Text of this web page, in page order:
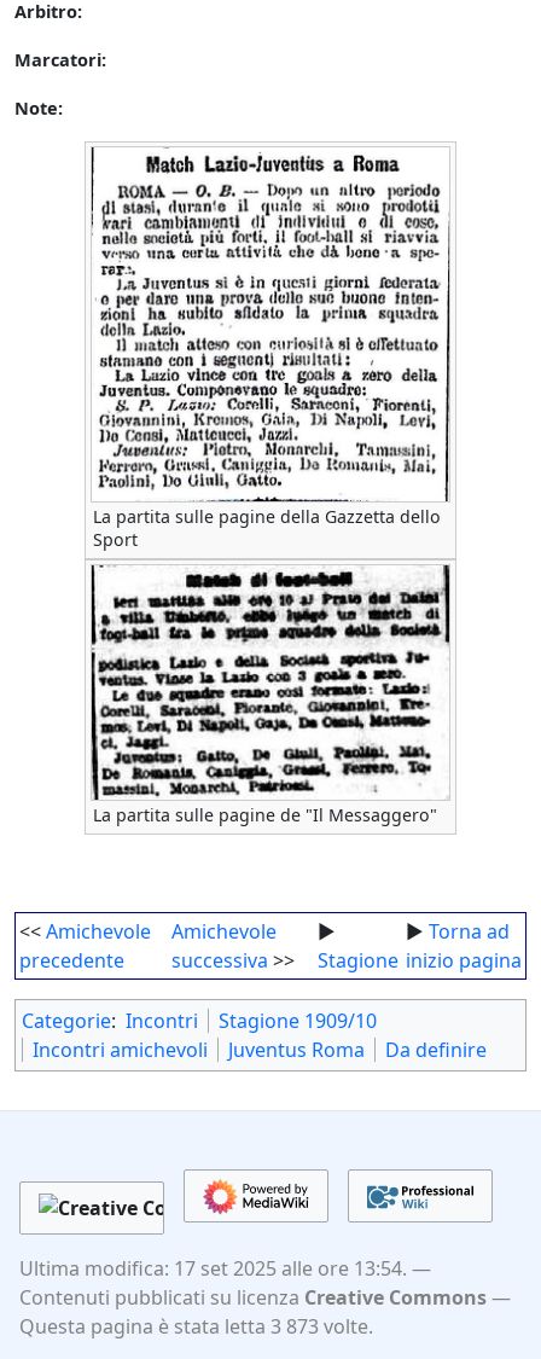
Arbitro:
Marcatori:
Note:
La partita sulle pagine della Gazzetta dello
Sport
La partita sulle pagine de "Il Messaggero"
<<Amichevole
precedente
Amichevole
successiva >>
►
Stagione
► Torna ad
inizio pagina
Categorie: Incontri
Stagione 1909/10
Incontri amichevoli
Juventus Roma Da definire
Ultima modifica: 17 set 2025 alle ore 13:54.
Contenuti pubblicati su licenza Creative Commons
Questa pagina è stata letta 3 873 volte.